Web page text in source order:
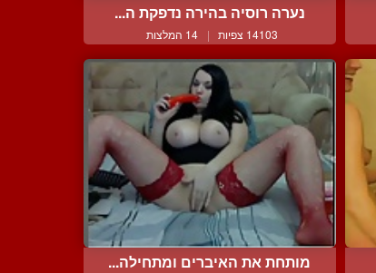
נערה רוסיה בהירה נדפקת ה...
14103 צפיות | 14 המלצות
מותחת את האיברים ומתחילה...